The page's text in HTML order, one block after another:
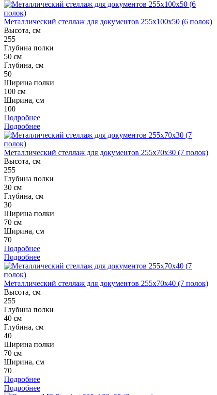
Металлический стеллаж для документов 255x100x50 (6 полок)
Высота, см
255
Глубина полки
50 см
Глубина, см
50
Ширина полки
100 см
Ширина, см
100
Подробнее
Подробнее
Металлический стеллаж для документов 255x70x30 (7 полок)
Высота, см
255
Глубина полки
30 см
Глубина, см
30
Ширина полки
70 см
Ширина, см
70
Подробнее
Подробнее
Металлический стеллаж для документов 255x70x40 (7 полок)
Высота, см
255
Глубина полки
40 см
Глубина, см
40
Ширина полки
70 см
Ширина, см
70
Подробнее
Подробнее